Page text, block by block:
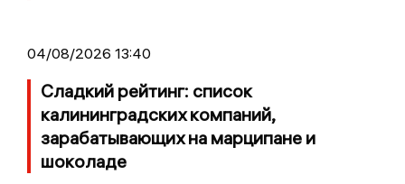
04/08/2026 13:40
Сладкий рейтинг: список
калининградских компаний,
зарабатывающих на марципане и
шоколаде